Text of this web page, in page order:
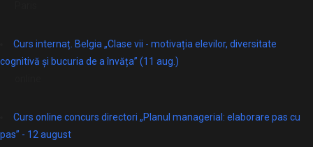
Curs internaț. Belgia „Clase vii - motivația elevilor, diversitate
cognitivă și bucuria de a învăța” (11 aug.)
Curs online concurs directori „Planul managerial: elaborare pas cu
pas” - 12 august